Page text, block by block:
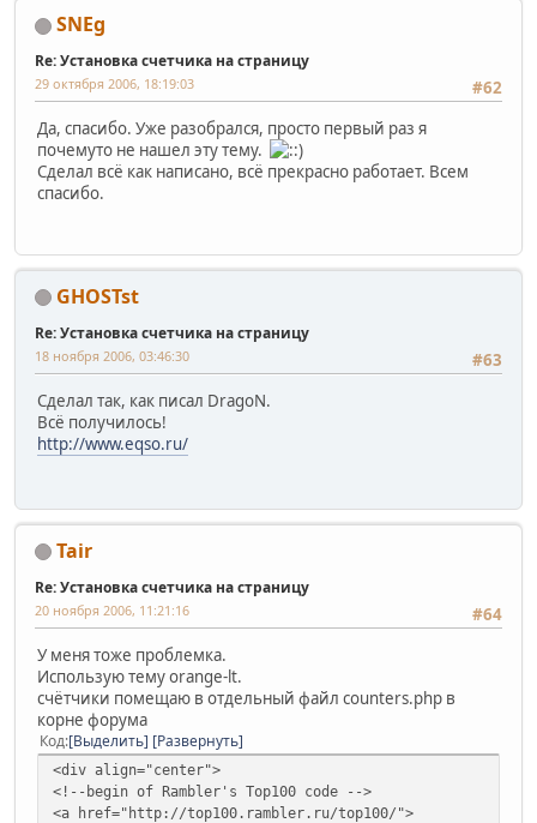
SNEg
Re: Установка счетчика на страницу
#62
29 октября 2006, 18:19:03
Да, спасибо. Уже разобрался, просто первый раз я
почемуто не нашел эту тему.
Сделал всё как написано, всё прекрасно работает. Всем
спасибо.
GHOSTst
Re: Установка счетчика на страницу
#63
18 ноября 2006, 03:46:30
Сделал так, как писал DragoN.
Всё получилось!
http://www.eqso.ru/
Tair
Re: Установка счетчика на страницу
#64
20 ноября 2006, 11:21:16
У меня тоже проблемка.
Использую тему orange-lt.
счётчики помещаю в отдельный файл counters.php в
корне форума
Код Выделить Развернуть
<div align="center">
<!--begin of Rambler's Top100 code -->
<a href="http://top100.rambler.ru/top100/">